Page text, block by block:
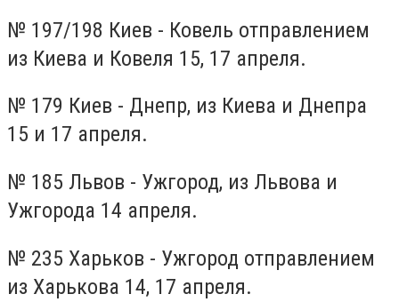
№ 197/198 Киев - Ковель отправлением
из Киева и Ковеля 15, 17 апреля.
№ 179 Киев - Днепр, из Киева и Днепра
15 и 17 апреля.
№ 185 Львов - Ужгород, из Львова и
Ужгорода 14 апреля.
№ 235 Харьков - Ужгород отправлением
из Харькова 14, 17 апреля.